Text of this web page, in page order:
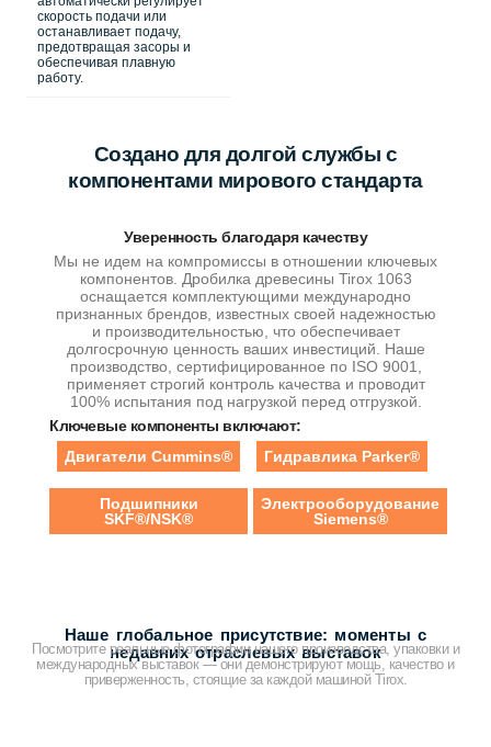
скорость подачи или
останавливает подачу,
предотвращая засоры и
обеспечивая плавную
работу.
Создано для долгой службы с
компонентами мирового стандарта
Уверенность благодаря качеству
Мы не идем на компромиссы в отношении ключевых
компонентов. Дробилка древесины Tirox 1063
оснащается комплектующими международно
признанных брендов, известных своей надежностью
и производительностью, что обеспечивает
долгосрочную ценность ваших инвестиций. Наше
производство, сертифицированное по ISO 9001,
применяет строгий контроль качества и проводит
100% испытания под нагрузкой перед отгрузкой.
Ключевые компоненты включают:
Двигатели Cummins®
Гидравлика Parker®
Подшипники
SKF®/NSK®
Электрооборудование
Siemens®
Наше глобальное присутствие: моменты с
недавних отраслевых выставок
Посмотрите реальные фотографии нашего производства, упаковки и
международных выставок — они демонстрируют мощь, качество и
приверженность, стоящие за каждой машиной Tirox.